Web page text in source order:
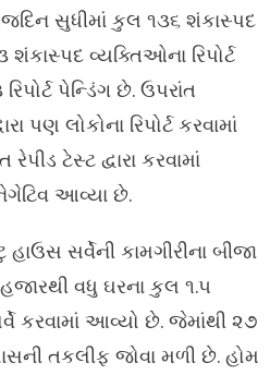
સુધીમાં કુલ ૧૩૬ શંકાસ્પદ
વ્યક્તિઓના રિપોર્ટ
પેન્ડિંગ છે. ઉપરાંત
પણ લોકોના રિપોર્ટ કરવામાં
ટેસ્ટ દ્વારા કરવામાં
આવ્યા છે.
સર્વેની કામગીરીના બીજા
વધુ ઘરના કુલ ૧.૫
કરવામાં આવ્યો છે. જેમાંથી ૨૭
તકલીફ જોવા મળી છે. હોમ